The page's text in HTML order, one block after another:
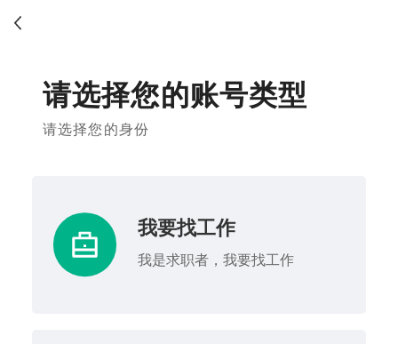
请选择您的账号类型
请选择您的身份
我要找工作
我是求职者，我要找工作